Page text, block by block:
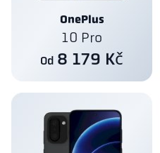
OnePlus
10 Pro
Od 8 179 Kč